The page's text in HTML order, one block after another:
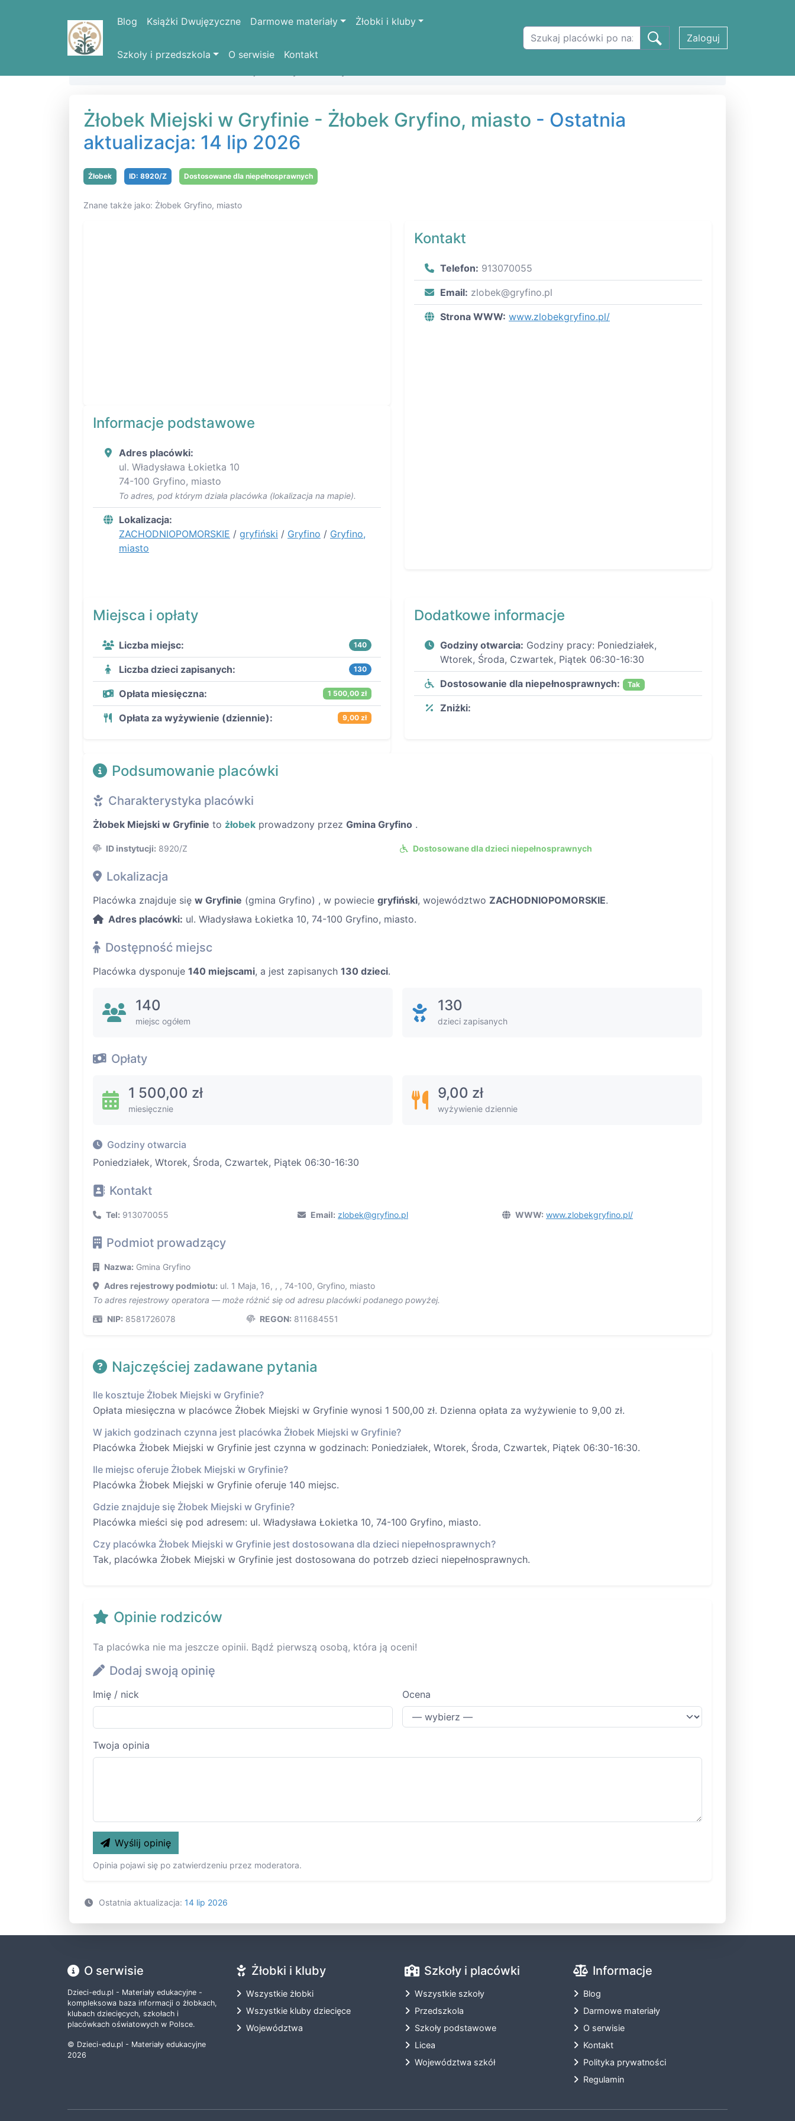
Blog Książki Dwujęzyczne Darmowe materiały Żłobki i kluby
Szkoły i przedszkola O serwisie Kontakt
Zaloguj
Żłobek Miejski w Gryfinie - Żłobek Gryfino, miasto - Ostatnia
aktualizacja: 14 lip 2026
Żłobek ID: 8920/Z Dostosowane dla niepełnosprawnych
Znane także jako: Żłobek Gryfino, miasto
Informacje podstawowe
Adres placówki:
ul. Władysława Łokietka 10
74-100 Gryfino, miasto
To adres, pod którym działa placówka (lokalizacja na mapie).
Lokalizacja:
ZACHODNIOPOMORSKIE / gryfiński / Gryfino / Gryfino,
miasto
Kontakt
Telefon: 913070055
Email: zlobek@gryfino.pl
Strona WWW: www.zlobekgryfino.pl/
Miejsca i opłaty
Liczba miejsc: 140
Liczba dzieci zapisanych: 130
Opłata miesięczna: 1 500,00 zł
Opłata za wyżywienie (dziennie): 9,00 zł
Dodatkowe informacje
Godziny otwarcia: Godziny pracy: Poniedziałek,
Wtorek, Środa, Czwartek, Piątek 06:30-16:30
Dostosowanie dla niepełnosprawnych: Tak
Zniżki:
Podsumowanie placówki
Charakterystyka placówki
Żłobek Miejski w Gryfinie to żłobek prowadzony przez Gmina Gryfino .
ID instytucji: 8920/Z Dostosowane dla dzieci niepełnosprawnych
Lokalizacja
Placówka znajduje się w Gryfinie (gmina Gryfino) , w powiecie gryfiński, województwo ZACHODNIOPOMORSKIE.
Adres placówki: ul. Władysława Łokietka 10, 74-100 Gryfino, miasto.
Dostępność miejsc
Placówka dysponuje 140 miejscami, a jest zapisanych 130 dzieci.
140
miejsc ogółem
130
dzieci zapisanych
Opłaty
1 500,00 zł
miesięcznie
9,00 zł
wyżywienie dziennie
Godziny otwarcia
Poniedziałek, Wtorek, Środa, Czwartek, Piątek 06:30-16:30
Kontakt
Tel: 913070055 Email: zlobek@gryfino.pl WWW: www.zlobekgryfino.pl/
Podmiot prowadzący
Nazwa: Gmina Gryfino
Adres rejestrowy podmiotu: ul. 1 Maja, 16, , , 74-100, Gryfino, miasto
To adres rejestrowy operatora — może różnić się od adresu placówki podanego powyżej.
NIP: 8581726078 REGON: 811684551
Najczęściej zadawane pytania
Ile kosztuje Żłobek Miejski w Gryfinie?
Opłata miesięczna w placówce Żłobek Miejski w Gryfinie wynosi 1 500,00 zł. Dzienna opłata za wyżywienie to 9,00 zł.
W jakich godzinach czynna jest placówka Żłobek Miejski w Gryfinie?
Placówka Żłobek Miejski w Gryfinie jest czynna w godzinach: Poniedziałek, Wtorek, Środa, Czwartek, Piątek 06:30-16:30.
Ile miejsc oferuje Żłobek Miejski w Gryfinie?
Placówka Żłobek Miejski w Gryfinie oferuje 140 miejsc.
Gdzie znajduje się Żłobek Miejski w Gryfinie?
Placówka mieści się pod adresem: ul. Władysława Łokietka 10, 74-100 Gryfino, miasto.
Czy placówka Żłobek Miejski w Gryfinie jest dostosowana dla dzieci niepełnosprawnych?
Tak, placówka Żłobek Miejski w Gryfinie jest dostosowana do potrzeb dzieci niepełnosprawnych.
Opinie rodziców
Ta placówka nie ma jeszcze opinii. Bądź pierwszą osobą, która ją oceni!
Dodaj swoją opinię
Imię / nick Ocena
Twoja opinia
Wyślij opinię
Opinia pojawi się po zatwierdzeniu przez moderatora.
Ostatnia aktualizacja: 14 lip 2026
O serwisie
Dzieci-edu.pl - Materiały edukacyjne -
kompleksowa baza informacji o żłobkach,
klubach dziecięcych, szkołach i
placówkach oświatowych w Polsce.
© Dzieci-edu.pl - Materiały edukacyjne
2026
Żłobki i kluby
Wszystkie żłobki
Wszystkie kluby dziecięce
Województwa
Szkoły i placówki
Wszystkie szkoły
Przedszkola
Szkoły podstawowe
Licea
Województwa szkół
Informacje
Blog
Darmowe materiały
O serwisie
Kontakt
Polityka prywatności
Regulamin